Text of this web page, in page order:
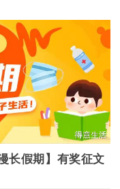
长假期】有奖征文